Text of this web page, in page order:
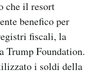
che il resort
benefico per
fiscali, la
Trump Foundation.
i soldi della